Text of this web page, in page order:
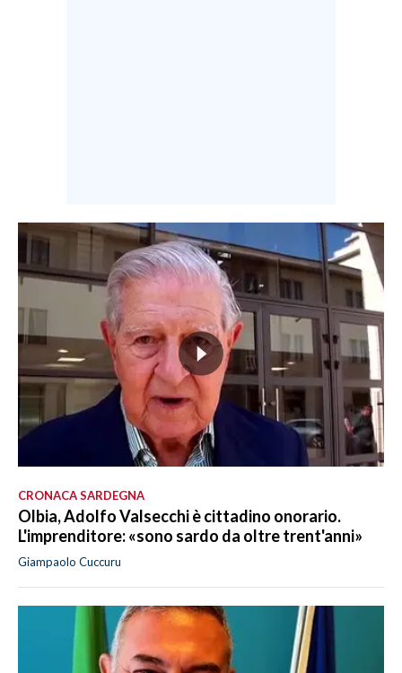
CRONACA SARDEGNA
Olbia, Adolfo Valsecchi è cittadino onorario.
L'imprenditore: «sono sardo da oltre trent'anni»
Giampaolo Cuccuru